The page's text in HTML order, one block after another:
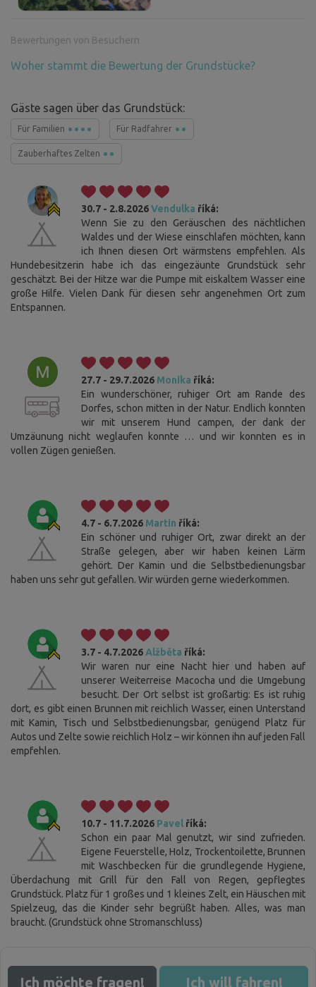
Bewertungen von Besuchern
Woher stammt die Bewertung der Grundstücke?
Gäste sagen über das Grundstück:
Für Familien Für Radfahrer
Zauberhaftes Zelten
30.7 - 2.8.2026Vendulka říká:
Wenn Sie zu den Geräuschen des nächtlichen
Waldes und der Wiese einschlafen möchten, kann
ich Ihnen diesen Ort wärmstens empfehlen. Als
Hundebesitzerin habe ich das eingezäunte Grundstück sehr
geschätzt. Bei der Hitze war die Pumpe mit eiskaltem Wasser eine
große Hilfe. Vielen Dank für diesen sehr angenehmen Ort zum
Entspannen.
27.7 - 29.7.2026 Monika říká:
Ein wunderschöner, ruhiger Ort am Rande des
Dorfes, schon mitten in der Natur. Endlich konnten
wir mit unserem Hund campen, der dank der
Umzäunung nicht weglaufen konnte … und wir konnten es in
vollen Zügen genießen.
4.7 - 6.7.2026 Martin říká:
Ein schöner und ruhiger Ort, zwar direkt an der
Straße gelegen, aber wir haben keinen Lärm
gehört. Der Kamin und die Selbstbedienungsbar
haben uns sehr gut gefallen. Wir würden gerne wiederkommen.
3.7 - 4.7.2026 Alžběta říká:
Wir waren nur eine Nacht hier und haben auf
unserer Weiterreise Macocha und die Umgebung
besucht. Der Ort selbst ist großartig: Es ist ruhig
dort, es gibt einen Brunnen mit reichlich Wasser, einen Unterstand
mit Kamin, Tisch und Selbstbedienungsbar, genügend Platz für
Autos und Zelte sowie reichlich Holz – wir können ihn auf jeden Fall
empfehlen.
10.7 - 11.7.2026 Pavel říká:
Schon ein paar Mal genutzt, wir sind zufrieden.
Eigene Feuerstelle, Holz, Trockentoilette, Brunnen
mit Waschbecken für die grundlegende Hygiene,
Überdachung mit Grill für den Fall von Regen, gepflegtes
Grundstück. Platz für 1 großes und 1 kleines Zelt, ein Häuschen mit
Spielzeug, das die Kinder sehr begrüßt haben. Alles, was man
braucht. (Grundstück ohne Stromanschluss)
Ich möchte fragen! Ich will fahren!
Cookies. Sie wissen, was zu tun ist, damit Sie diese
Leiste nicht stört.
Diese Website verwendet Cookies. Bitte bestätigen Sie Ihr
Einverständnis mit der Verwendung aller Cookies, indem Sie auf "Ich
stimme zu" klicken. Wenn Sie Ihre Einstellungen ändern möchten, klicken
Sie auf die Schaltfläche "Einstellungen speichern". Weitere
Informationen über unsere Verwendung von Cookies finden Sie
Alles ablehnen